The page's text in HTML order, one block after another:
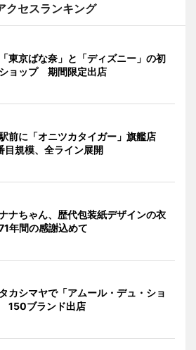
クセスランキング
東京ばな奈」と「ディズニー」の初
ョップ 期間限定出店
前に「オニツカタイガー」旗艦店
目規模、全ライン展開
ナちゃん、歴代包装紙デザインの衣
年間の感謝込めて
カシマヤで「アムール・デュ・ショ
150ブランド出店